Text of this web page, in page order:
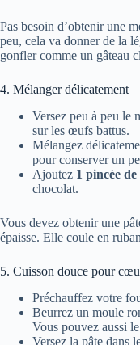
Pas besoin d’obtenir une
peu, cela va donner de la
gonfler comme un gâteau
4. Mélanger délicatement
Versez peu à peu le
sur les œufs battus.
Mélangez
pour conserver un
Ajoutez 1 pincée de
chocolat.
Vous devez obtenir une
épaisse. Elle coule en
5. Cuisson douce pour
Préchauffez votre
Beurrez un moule
Vous pouvez aussi
Versez la pâte dans